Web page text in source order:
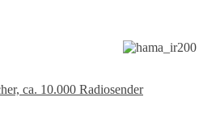
ca. 10.000 Radiosender